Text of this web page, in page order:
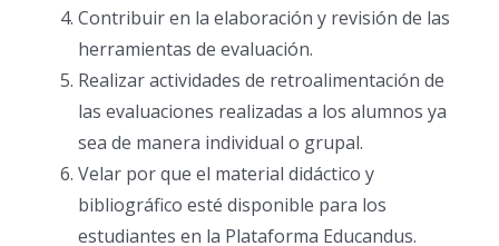
Contribuir en la elaboración y revisión de las
herramientas de evaluación.
Realizar actividades de retroalimentación de
las evaluaciones realizadas a los alumnos ya
sea de manera individual o grupal.
Velar por que el material didáctico y
bibliográfico esté disponible para los
estudiantes en la Plataforma Educandus.